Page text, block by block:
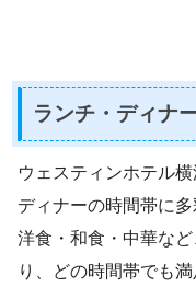
ランチ・ディナ
ウェスティンホテル
ディナーの時間帯に
洋食・和食・中華な
り、どの時間帯でも